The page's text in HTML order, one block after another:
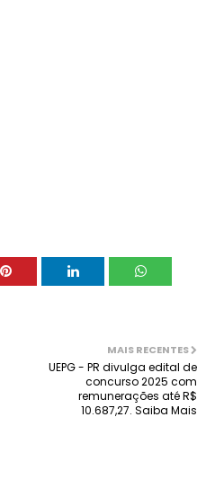
MAIS RECENTES
UEPG - PR divulga edital de
concurso 2025 com
remunerações até R$
10.687,27. Saiba Mais